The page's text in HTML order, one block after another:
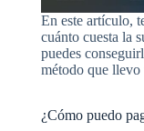
En este artículo,
cuánto cuesta la
puedes
método que llevo
¿Cómo puedo